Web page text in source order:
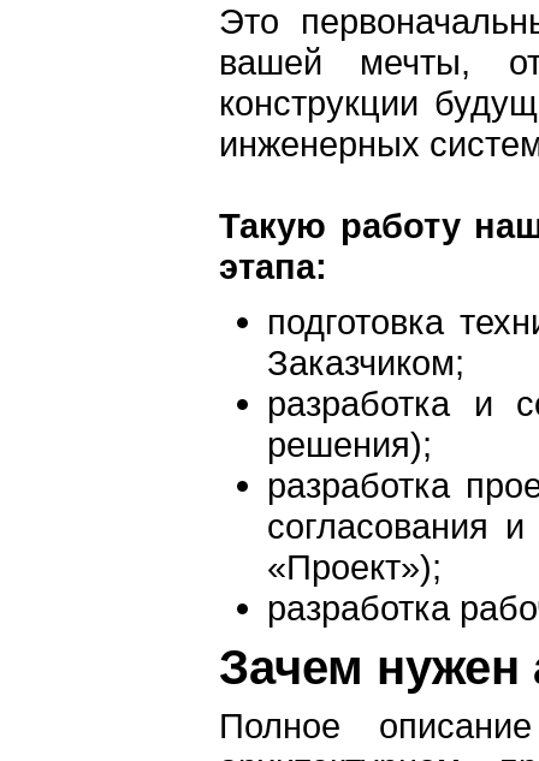
Это
вашей мечты,
конструкции
инженерных
Такую работу
этапа:
подготовка
Заказчиком;
разработка и
решения);
разработка
согласования
«Проект»);
разработка
Зачем нужен
Полное